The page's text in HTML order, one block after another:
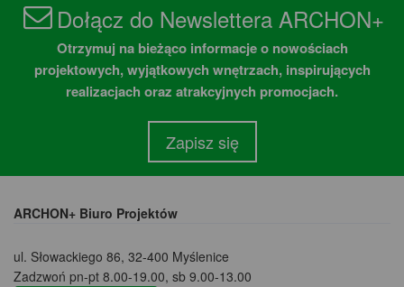
Dołącz do Newslettera ARCHON+
Otrzymuj na bieżąco informacje o nowościach
projektowych, wyjątkowych wnętrzach, inspirujących
realizacjach oraz atrakcyjnych promocjach.
Zapisz się
ARCHON+ Biuro Projektów
ul. Słowackiego 86, 32-400 Myślenice
Zadzwoń pn-pt 8.00-19.00, sb 9.00-13.00